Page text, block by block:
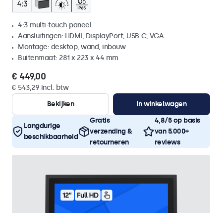
4:3 multi-touch paneel
Aansluitingen: HDMI, DisplayPort, USB-C, VGA
Montage: desktop, wand, inbouw
Buitenmaat: 281 x 223 x 44 mm
€ 449,00
€ 543,29 incl. btw
Bekijken
In winkelwagen
Langdurige
beschikbaarheid
Gratis
verzending &
retourneren
4,8/5 op basis
van 5.000+
reviews